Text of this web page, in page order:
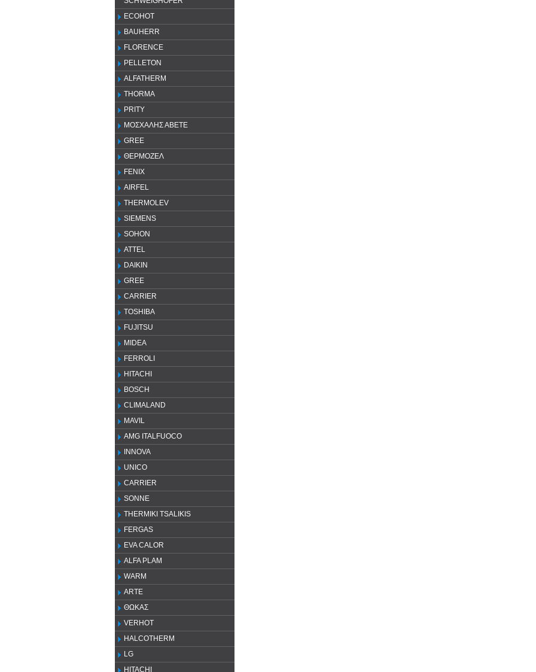
ECOHOT
BAUHERR
FLORENCE
PELLETON
ALFATHERM
THORMA
PRITY
ΜΟΣΧΑΛΗΣ ΑΒΕΤΕ
GREE
ΘΕΡΜΟΖΕΛ
FENIX
AIRFEL
THERMOLEV
SIEMENS
SOHON
ATTEL
DAIKIN
GREE
CARRIER
TOSHIBA
FUJITSU
MIDEA
FERROLI
HITACHI
BOSCH
CLIMALAND
MAVIL
AMG ITALFUOCO
INNOVA
UNICO
CARRIER
SONNE
THERMIKI TSALIKIS
FERGAS
EVA CALOR
ALFA PLAM
WARM
ARTE
ΘΩΚΑΣ
VERHOT
HALCOTHERM
LG
HITACHI